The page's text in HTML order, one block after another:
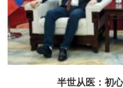
半世从医：初